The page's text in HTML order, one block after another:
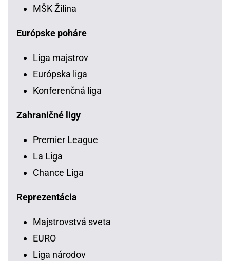
MŠK Žilina
Európske poháre
Liga majstrov
Európska liga
Konferenčná liga
Zahraničné ligy
Premier League
La Liga
Chance Liga
Reprezentácia
Majstrovstvá sveta
EURO
Liga národov